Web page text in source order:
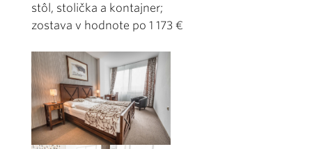
stôl, stolička a kontajner;
zostava v hodnote po 1 173 €